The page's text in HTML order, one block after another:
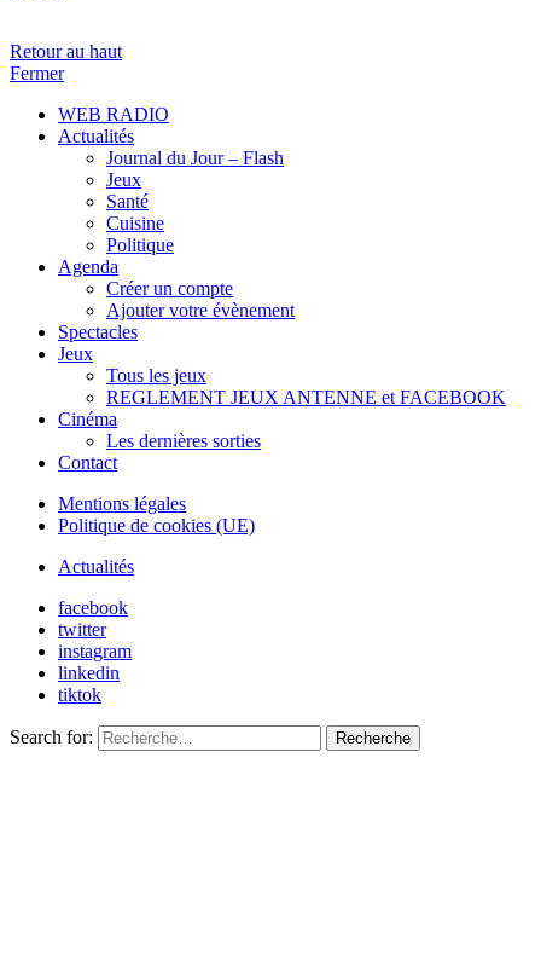
Retour au haut
Fermer
WEB RADIO
Actualités
Journal du Jour – Flash
Jeux
Santé
Cuisine
Politique
Agenda
Créer un compte
Ajouter votre évènement
Spectacles
Jeux
Tous les jeux
REGLEMENT JEUX ANTENNE et FACEBOOK
Cinéma
Les dernières sorties
Contact
Mentions légales
Politique de cookies (UE)
Actualités
facebook
twitter
instagram
linkedin
tiktok
Search for: Recherche